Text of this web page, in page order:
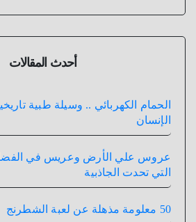
أحدث المقالات
الحمام الكهربائي .. وسيلة طبية
الإنسان
عروس علي الأرض وعريس في
التي تحدت الجاذبية
50 معلومة مذهلة عن لعبة الشطرنج